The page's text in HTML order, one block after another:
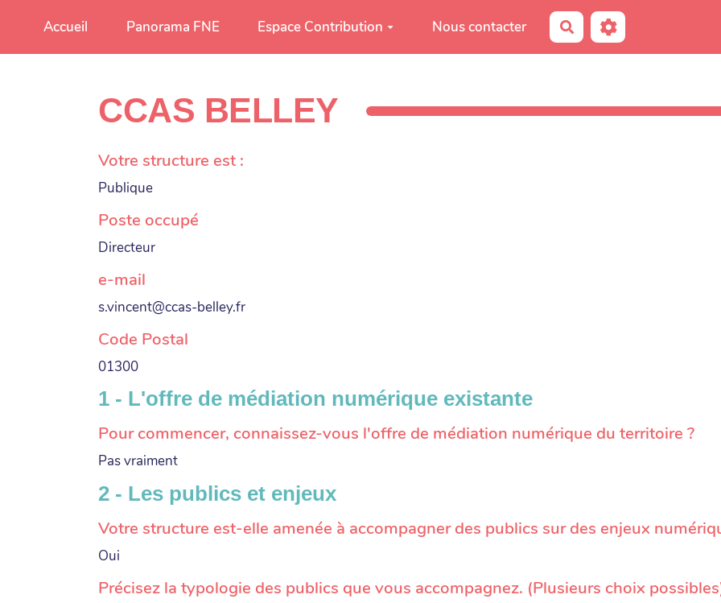
Aller au contenu principal
Accueil Panorama FNE Espace Contribution Nous contacter Rechercher
CCAS BELLEY
Votre structure est :
Publique
Poste occupé
Directeur
e-mail
s.vincent@ccas-belley.fr
Code Postal
01300
1 - L'offre de médiation numérique existante
Pour commencer, connaissez-vous l'offre de médiation numérique du territoire ?
Pas vraiment
2 - Les publics et enjeux
Votre structure est-elle amenée à accompagner des publics sur des enjeux
Oui
Précisez la typologie des publics que vous accompagnez. (Plusieurs choix